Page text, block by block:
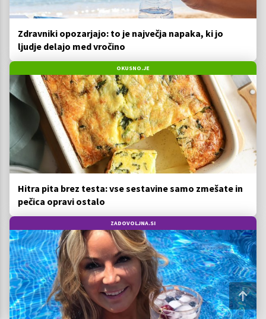
Zdravniki opozarjajo: to je največja napaka, ki jo
ljudje delajo med vročino
OKUSNO.JE
Hitra pita brez testa: vse sestavine samo zmešate in
pečica opravi ostalo
ZADOVOLJNA.SI